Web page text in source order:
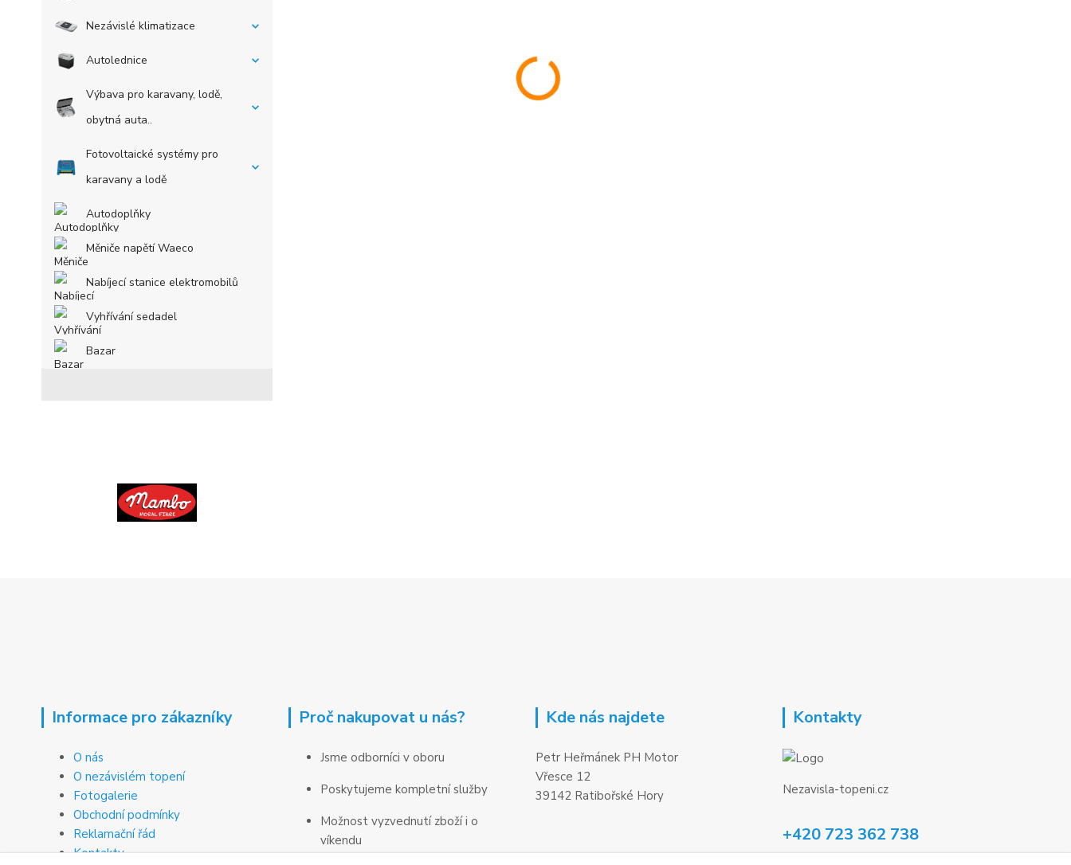
Nezávislé klimatizace
Autolednice
Výbava pro karavany, lodě,
obytná auta..
Fotovoltaické systémy pro
karavany a lodě
Autodoplňky
Měniče napětí Waeco
Nabíjecí stanice elektromobilů
Vyhřívání sedadel
Bazar
Informace pro zákazníky
O nás
O nezávislém topení
Fotogalerie
Obchodní podmínky
Reklamační řád
Kontakty
Proč nakupovat u nás?
Jsme odborníci v oboru
Poskytujeme kompletní služby
Možnost vyzvednutí zboží i o
víkendu
Kde nás najdete
Petr Heřmánek PH Motor
Vřesce 12
39142 Ratibořské Hory
Kontakty
Nezavisla-topeni.cz
+420 723 362 738